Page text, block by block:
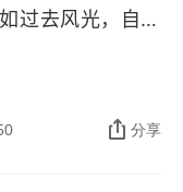
过去风光，自然
快。本期有刘德
比不是最有天赋
分享